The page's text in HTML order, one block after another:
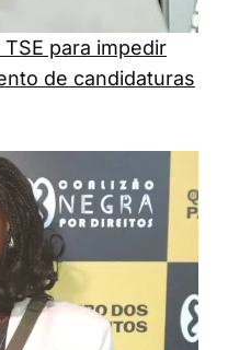
para impedir
de candidaturas